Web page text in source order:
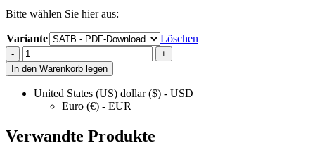
Bitte wählen Sie hier aus:
Variante Löschen
-
Let
Us
Cheer
Weary
Traveler
+
In den Warenkorb legen
United States (US) dollar ($) - USD
Euro (€) - EUR
Verwandte Produkte